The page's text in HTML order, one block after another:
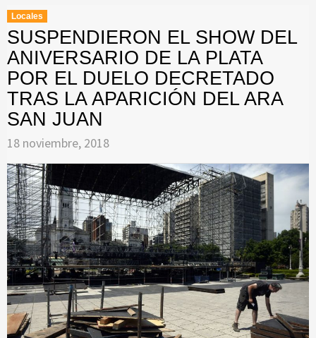
Locales
SUSPENDIERON EL SHOW DEL
ANIVERSARIO DE LA PLATA
POR EL DUELO DECRETADO
TRAS LA APARICIÓN DEL ARA
SAN JUAN
18 noviembre, 2018